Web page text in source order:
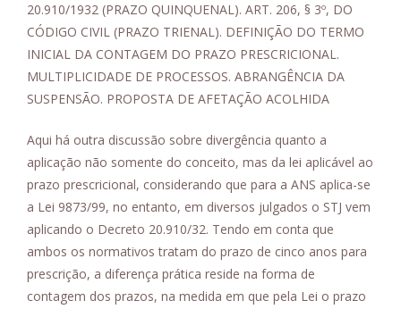
20.910/1932 (PRAZO QUINQUENAL). ART. 206, § 3º, DO
CÓDIGO CIVIL (PRAZO TRIENAL). DEFINIÇÃO DO TERMO
INICIAL DA CONTAGEM DO PRAZO PRESCRICIONAL.
MULTIPLICIDADE DE PROCESSOS. ABRANGÊNCIA DA
SUSPENSÃO. PROPOSTA DE AFETAÇÃO ACOLHIDA
Aqui há outra discussão sobre divergência quanto a
aplicação não somente do conceito, mas da lei aplicável ao
prazo prescricional, considerando que para a ANS aplica-se
a Lei 9873/99, no entanto, em diversos julgados o STJ vem
aplicando o Decreto 20.910/32. Tendo em conta que
ambos os normativos tratam do prazo de cinco anos para
prescrição, a diferença prática reside na forma de
contagem dos prazos, na medida em que pela Lei o prazo